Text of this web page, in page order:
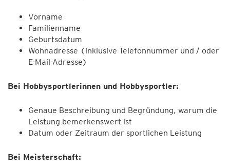
Vorname
Familienname
Geburtsdatum
Wohnadresse (inklusive Telefonnummer und / oder
E-Mail-Adresse)
Bei Hobbysportlerinnen und Hobbysportler:
Genaue Beschreibung und Begründung, warum die
Leistung bemerkenswert ist
Datum oder Zeitraum der sportlichen Leistung
Bei Meisterschaft: